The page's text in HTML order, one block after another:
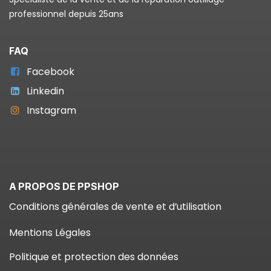
professionnel depuis 25ans
FAQ
Facebook
Linkedin
Instagram
A PROPOS DE PPSHOP
Conditions générales de vente et d’utilisation
Mentions Légales
Politique et protection des données